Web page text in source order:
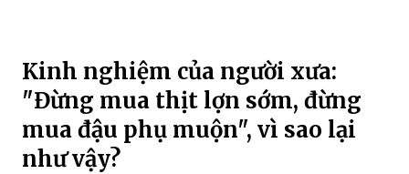
Kinh nghiệm của người xưa:
"Đừng mua thịt lợn sớm, đừng
mua đậu phụ muộn", vì sao lại
như vậy?